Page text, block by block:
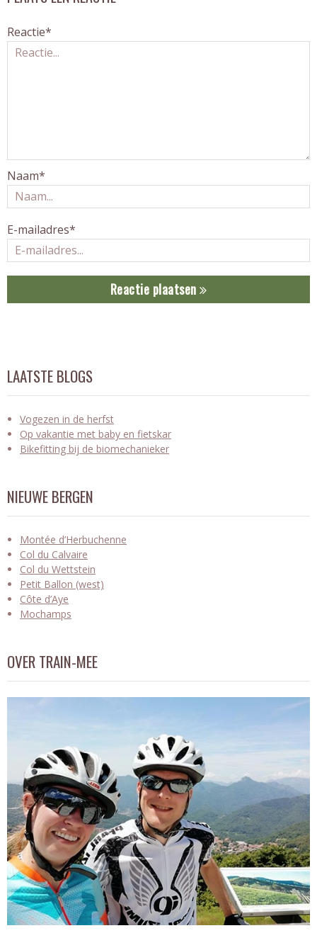
Reactie*
Naam*
E-mailadres*
Reactie plaatsen
LAATSTE BLOGS
Vogezen in de herfst
Op vakantie met baby en fietskar
Bikefitting bij de biomechanieker
NIEUWE BERGEN
Montée d’Herbuchenne
Col du Calvaire
Col du Wettstein
Petit Ballon (west)
Côte d’Aye
Mochamps
OVER TRAIN-MEE